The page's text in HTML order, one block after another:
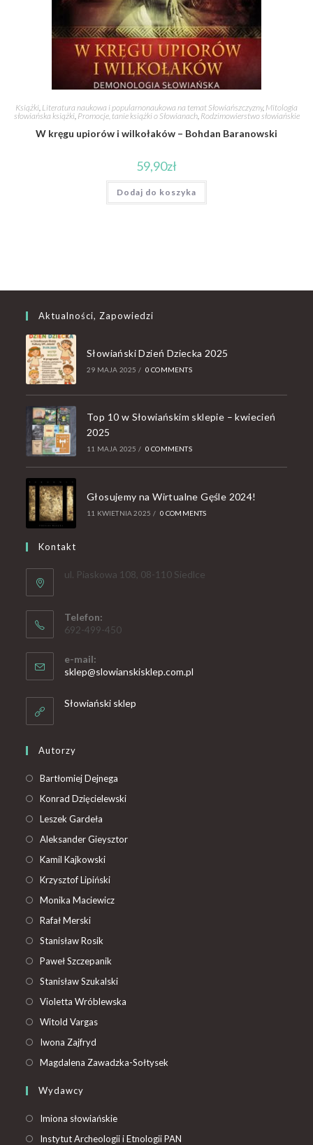
Książki, Literatura naukowa i popularnonaukowa na temat Słowiańszczyzny, Mitologia
słowiańska książki, Promocje, tanie książki o Słowianach, Rodzimowierstwo słowiańskie
W kręgu upiorów i wilkołaków – Bohdan Baranowski
59,90zł
Dodaj do koszyka
Aktualności, Zapowiedzi
Słowiański Dzień Dziecka 2025
29 MAJA 2025 / 0 COMMENTS
Top 10 w Słowiańskim sklepie – kwiecień
2025
11 MAJA 2025 / 0 COMMENTS
Głosujemy na Wirtualne Gęśle 2024!
11 KWIETNIA 2025 / 0 COMMENTS
Kontakt
ul. Piaskowa 108, 08-110 Siedlce
Telefon:
692-499-450
e-mail:
sklep@slowianskisklep.com.pl
Słowiański sklep
Autorzy
Bartłomiej Dejnega
Konrad Dzięcielewski
Leszek Gardeła
Aleksander Gieysztor
Kamil Kajkowski
Krzysztof Lipiński
Monika Maciewicz
Rafał Merski
Stanisław Rosik
Paweł Szczepanik
Stanisław Szukalski
Violetta Wróblewska
Witold Vargas
Iwona Zajfryd
Magdalena Zawadzka-Sołtysek
Wydawcy
Imiona słowiańskie
Instytut Archeologii i Etnologii PAN